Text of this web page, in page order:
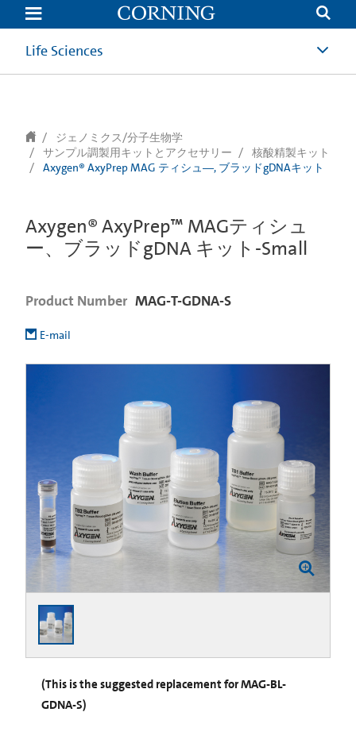
text.skipToContent
text.skipToNavigation
Life Sciences
ジェノミクス/分子生物学
サンプル調製用キットとアクセサリー
核酸精製キット
Axygen® AxyPrep MAG ティシュ―, ブラッドgDNAキット
Axygen® AxyPrep™ MAGティシュ
ー、ブラッドgDNA キット-Small
Product Number MAG-T-GDNA-S
E-mail
(This is the suggested replacement for MAG-BL-
GDNA-S)